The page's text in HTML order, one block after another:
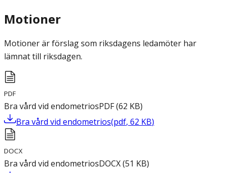
Motioner
Motioner är förslag som riksdagens ledamöter har
lämnat till riksdagen.
PDF
Bra vård vid endometriosPDF(62 KB)
Bra vård vid endometrios(pdf, 62 KB)
DOCX
Bra vård vid endometriosDOCX(51 KB)